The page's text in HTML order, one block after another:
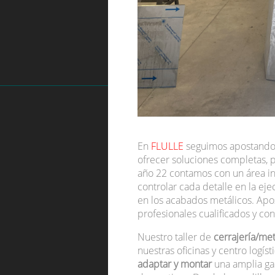
En FLULLE seguimos
ofrecer soluciones completas,
año 22 contamos con un área
controlar cada detalle en la
en los acabados metálicos.
profesionales cualificados y
Nuestro taller de cerrajería/
nuestras oficinas y centro
adaptar y montaruna amplia